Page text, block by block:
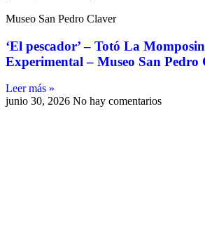
Museo San Pedro Claver
‘El pescador’ – Totó La
Experimental – Museo San Pedro
Leer más »
junio 30, 2026 No hay comentarios